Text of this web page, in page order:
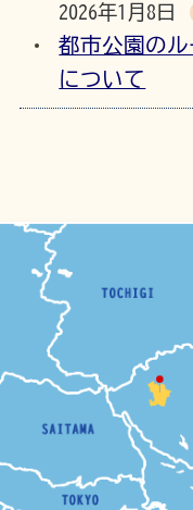
2026年1月8日
都市公園の
について